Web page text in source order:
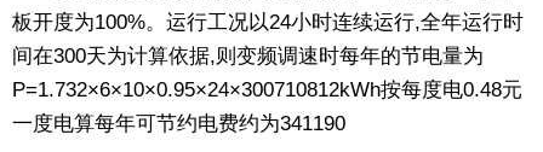
板开度为100%。运行工况以24小时连续运行,全年运行时
间在300天为计算依据,则变频调速时每年的节电量为
P=1.732×6×10×0.95×24×300710812kWh按每度电0.48元
一度电算每年可节约电费约为341190